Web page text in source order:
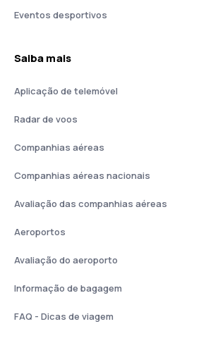
Eventos desportivos
Saiba mais
Aplicação de telemóvel
Radar de voos
Companhias aéreas
Companhias aéreas nacionais
Avaliação das companhias aéreas
Aeroportos
Avaliação do aeroporto
Informação de bagagem
FAQ - Dicas de viagem